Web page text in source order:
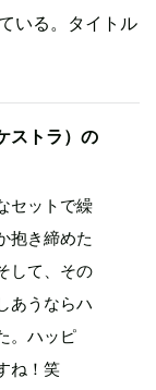
いる。タイトル
ストラ）の
セットで繰
抱き締めた
して、その
あうならハ
。ハッピ
ね！笑